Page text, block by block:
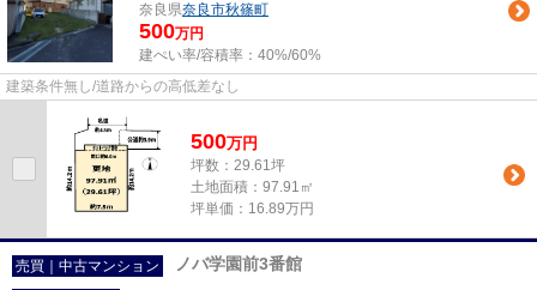
奈良県奈良市秋篠町
500万円
建ぺい率/容積率： 40%/60%
建築条件無し/道路からの高低差なし
500万円
坪数：29.61坪
土地面積：97.91㎡
坪単価：16.89万円
売買｜中古マンション ノバ学園前3番館